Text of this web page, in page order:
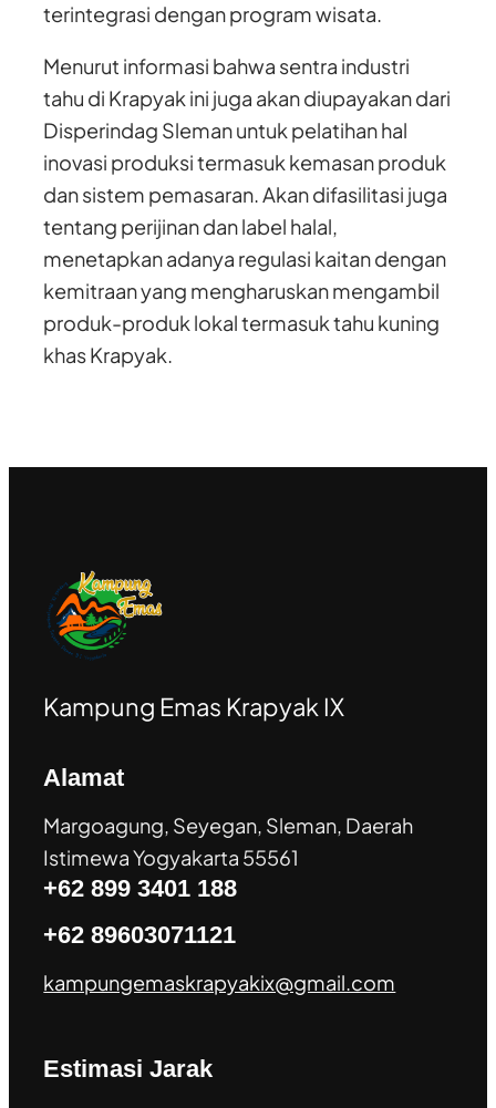
terintegrasi dengan program wisata.
Menurut informasi bahwa sentra industri
tahu di Krapyak ini juga akan diupayakan dari
Disperindag Sleman untuk pelatihan hal
inovasi produksi termasuk kemasan produk
dan sistem pemasaran. Akan difasilitasi juga
tentang perijinan dan label halal,
menetapkan adanya regulasi kaitan dengan
kemitraan yang mengharuskan mengambil
produk-produk lokal termasuk tahu kuning
khas Krapyak.
Kampung Emas Krapyak IX
Alamat
Margoagung, Seyegan, Sleman, Daerah
Istimewa Yogyakarta 55561
+62 899 3401 188
+62 89603071121
kampungemaskrapyakix@gmail.com
Estimasi Jarak